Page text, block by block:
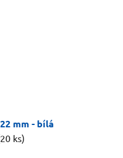
mm - bílá
ks)